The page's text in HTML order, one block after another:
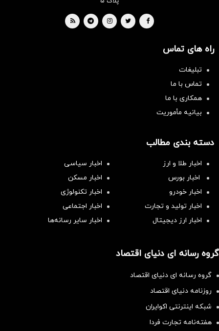
راه های تماس
تبلیغات
تماس با ما
همکاری با ما
بیانیه مأموریت
دسته بندی مطالب
اخبار طلا و ارز
اخبار سیاسی
اخبار بورس
اخبار مسکن
اخبار خودرو
اخبار تکنولوژی
اخبار تولید و تجارت
اخبار اجتماعی
اخبار ارز دیجیتال
اخبار سایر رسانه‌‌ها
گروه رسانه ای دنیای اقتصاد
گروه رسانه ای دنیای اقتصاد
روزنامه دنیای اقتصاد
شبکه اینترنتی اکوایران
هفته‌نامه تجارت فردا